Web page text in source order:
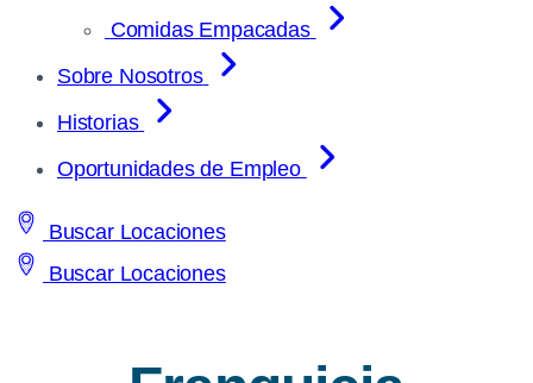
Comidas Empacadas
Sobre Nosotros
Historias
Oportunidades de Empleo
Buscar Locaciones
Buscar Locaciones